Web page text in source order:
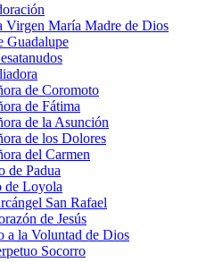
Virgen María Madre de Dios
Guadalupe
de Coromoto
de Fátima
de la Asunción
de los Dolores
del Carmen
de Padua
de Loyola
San Rafael
de Jesús
a la Voluntad de Dios
Socorro